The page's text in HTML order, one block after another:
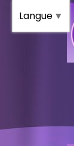
Langue ▼
Panneau de